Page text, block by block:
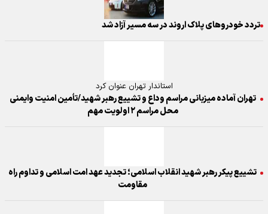
تردد خودروهای پلاک اروند در سه مسیر آزاد شد
استاندار تهران عنوان کرد
تهران آماده میزبانی مراسم وداع و تشییع رهبر شهید/تأمین امنیت وایمنی
محل مراسم ۲ اولویت مهم
تشییع پیکر رهبر شهید انقلاب اسلامی؛ تجدید عهد امت اسلامی و تداوم راه
مقاومت